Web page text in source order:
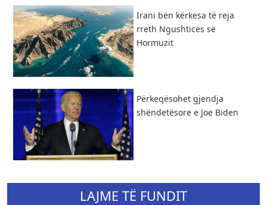
​Irani bën kërkesa të reja
rreth Ngushticës së
Hormuzit
Përkeqësohet gjendja
shëndetësore e Joe Biden
LAJME TË FUNDIT